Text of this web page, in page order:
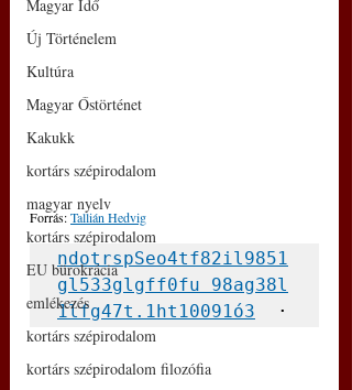
Magyar Idő
Új Történelem
Kultúra
Magyar Őstörténet
Kakukk
kortárs szépirodalom
magyar nyelv
kortárs szépirodalom
EU bürokrácia
emlékezés
kortárs szépirodalom
kortárs szépirodalom filozófia
Forrás: Tallián Hedvig
ndotrspSeo4tf82il9851
gl533glgff0fu 98ag38l
1lfg47t.1ht10091ó3 ·